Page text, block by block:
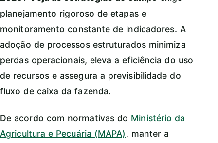
planejamento rigoroso de etapas e
monitoramento constante de indicadores. A
adoção de processos estruturados minimiza
perdas operacionais, eleva a eficiência do uso
de recursos e assegura a previsibilidade do
fluxo de caixa da fazenda.
De acordo com normativas do Ministério da
Agricultura e Pecuária (MAPA), manter a